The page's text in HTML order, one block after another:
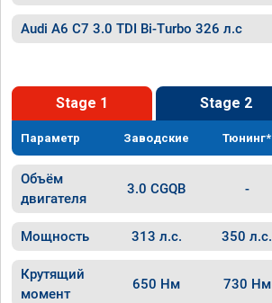
Audi A6 C7 3.0 TDI Bi-Turbo 326 л.с
Stage 1 Stage 2
Параметр Заводские Тюнинг*
Объём
двигателя
3.0 CGQB -
Мощность 313 л.с. 350 л.с.
Крутящий
момент
650 Нм 730 Нм